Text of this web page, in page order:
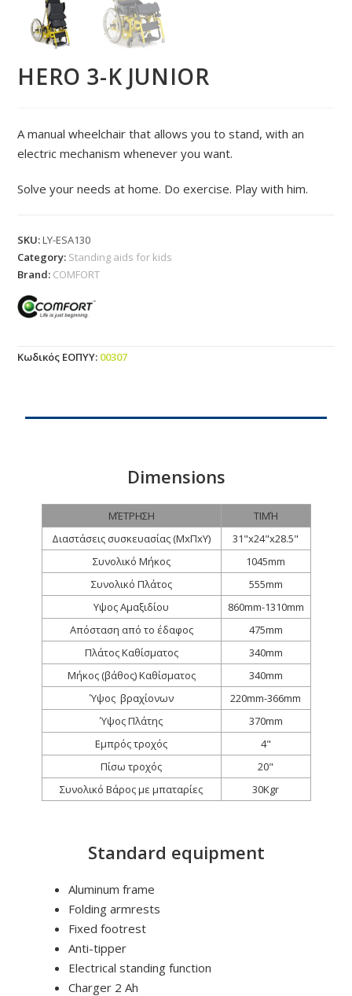
HERO 3-Κ JUNIOR
A manual wheelchair that allows you to stand, with an
electric mechanism whenever you want.
Solve your needs at home. Do exercise. Play with him.
SKU:LY-ESA130
Category: Standing aids for kids
Brand: COMFORT
Κωδικός ΕΟΠΥΥ: 00307
Dimensions
MΈΤΡΗΣΗ
ΤΙΜΉ
Διαστάσεις συσκευασίας (ΜxΠxΥ)
31"x24"x28.5"
Συνολικό Μήκος
1045mm
Συνολικό Πλάτος
555mm
Υψος Αμαξιδίου
860mm-1310mm
Απόσταση από το έδαφος
475mm
Πλάτος Καθίσματος
340mm
Μήκος (βάθος) Καθίσματος
340mm
Ύψος βραχίονων
220mm-366mm
Ύψος Πλάτης
370mm
Εμπρός τροχός
4"
Πίσω τροχός
20"
Συνολικό Βάρος με μπαταρίες
30Kgr
Standard equipment
Aluminum frame
Folding armrests
Fixed footrest
Anti-tipper
Electrical standing function
Charger 2 Ah